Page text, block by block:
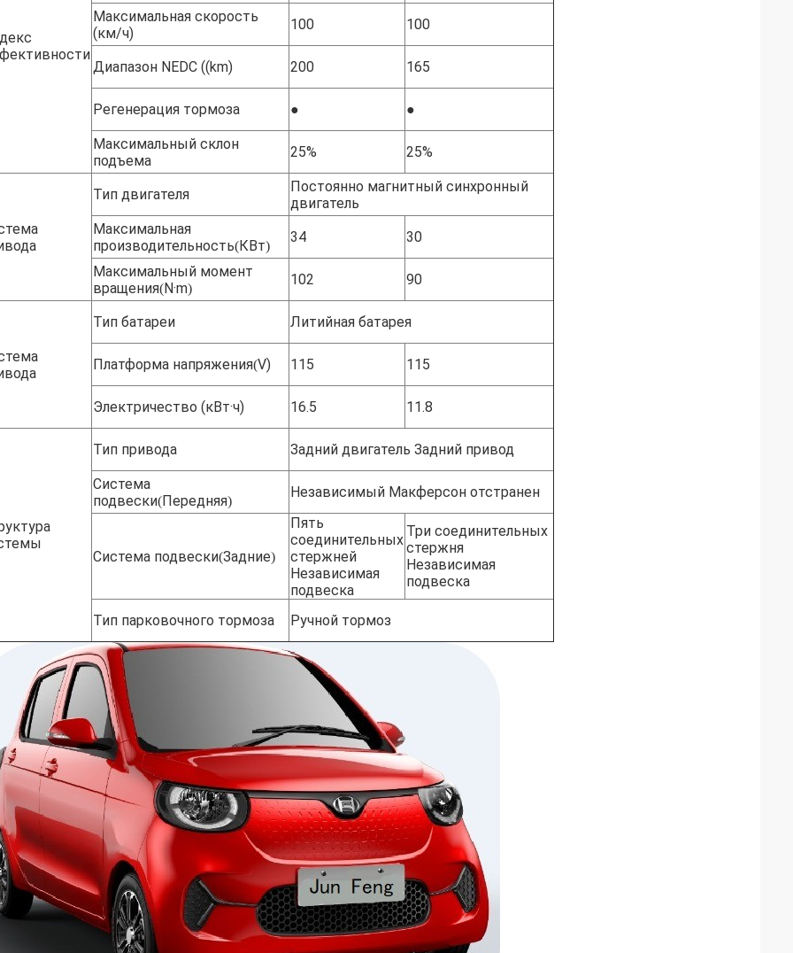
Максимальная скорость
(км/ч)
100 100
Диапазон NEDC ((km) 200 165
Регенерация тормоза ● ●
Максимальный склон
подъема
25% 25%
Тип двигателя
Постоянно магнитный синхронный
двигатель
Максимальная
производительность(КВт)
34 30
Максимальный момент
вращения(N·m)
102 90
Тип батареи Литийная батарея
Платформа напряжения(V) 115 115
Электричество (кВт·ч) 16.5 11.8
Тип привода Задний двигатель Задний привод
Система
подвески(Передняя)
Независимый Макферсон отстранен
Система подвески(Задние)
Пять
соединительных
стержней
Независимая
подвеска
Три соединительных
стержня
Независимая
подвеска
Тип парковочного тормоза Ручной тормоз